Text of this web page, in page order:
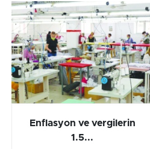
Enflasyon ve vergilerin
1.5...